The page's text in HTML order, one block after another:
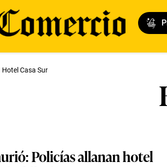
Hotel Casa Sur
Policías allanan hotel